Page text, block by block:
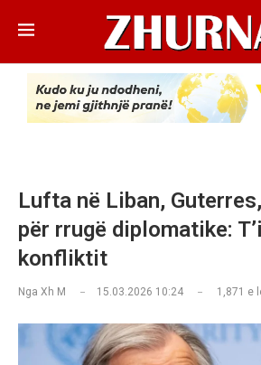
Lufta në Liban,
për rrugë diplomatike:
konfliktit
Nga Xh M 15.03.2026 10:24 1,871 e